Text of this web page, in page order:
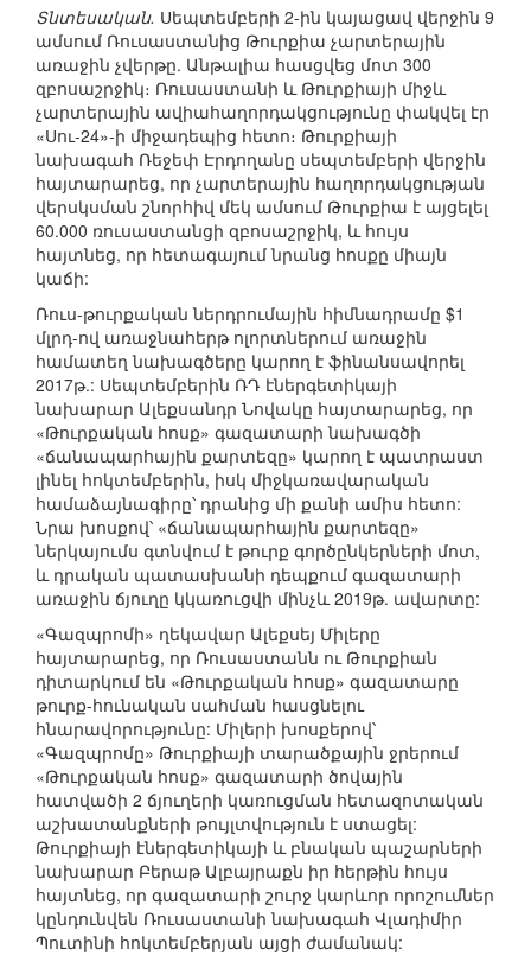
Տնտեսական. Սեպտեմբերի 2-ին կայացավ վերջին 9
ամսում Ռուսաստանից Թուրքիա չարտերային
առաջին չվերթը. Անթալիա հասցվեց մոտ 300
զբոսաշրջիկ։ Ռուսաստանի և Թուրքիայի միջև
չարտերային ավիահաղորդակցությունը փակվել էր
«Սու-24»-ի միջադեպից հետո։ Թուրքիայի
նախագահ Ռեջեփ Էրդողանը սեպտեմբերի վերջին
հայտարարեց, որ չարտերային հաղորդակցության
վերսկսման շնորհիվ մեկ ամսում Թուրքիա է այցելել
60.000 ռուսաստանցի զբոսաշրջիկ, և հույս
հայտնեց, որ հետագայում նրանց հոսքը միայն
կաճի:
Ռուս-թուրքական ներդրումային հիմնադրամը $1
մլրդ-ով առաջնահերթ ոլորտներում առաջին
համատեղ նախագծերը կարող է ֆինանսավորել
2017թ.: Սեպտեմբերին ՌԴ էներգետիկայի
նախարար Ալեքսանդր Նովակը հայտարարեց, որ
«Թուրքական հոսք» գազատարի նախագծի
«ճանապարհային քարտեզը» կարող է պատրաստ
լինել հոկտեմբերին, իսկ միջկառավարական
համաձայնագիրը՝ դրանից մի քանի ամիս հետո:
Նրա խոսքով՝ «ճանապարհային քարտեզը»
ներկայումս գտնվում է թուրք գործընկերների մոտ,
և դրական պատասխանի դեպքում գազատարի
առաջին ճյուղը կկառուցվի մինչև 2019թ. ավարտը:
«Գազպրոմի» ղեկավար Ալեքսեյ Միլերը
հայտարարեց, որ Ռուսաստանն ու Թուրքիան
դիտարկում են «Թուրքական հոսք» գազատարը
թուրք-հունական սահման հասցնելու
հնարավորությունը: Միլերի խոսքերով՝
«Գազպրոմը» Թուրքիայի տարածքային ջրերում
«Թուրքական հոսք» գազատարի ծովային
հատվածի 2 ճյուղերի կառուցման հետազոտական
աշխատանքների թույլտվություն է ստացել:
Թուրքիայի էներգետիկայի և բնական պաշարների
նախարար Բերաթ Ալբայրաքն իր հերթին հույս
հայտնեց, որ գազատարի շուրջ կարևոր որոշումներ
կընդունվեն Ռուսաստանի նախագահ Վլադիմիր
Պուտինի հոկտեմբերյան այցի ժամանակ: